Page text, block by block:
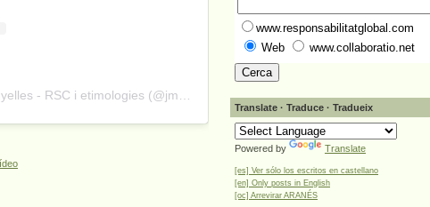
A post shared by Josep Maria Canyelles - RSC i etimologies (@jmcanyelles)
www.responsabilitatglobal.com
Web
www.collaboratio.net
Translate · Traduce · Tradueix
Powered by Translate
[es] Ver sólo los escritos en castellano
[en] Only posts in English
[oc] Arrevirar ARANÉS